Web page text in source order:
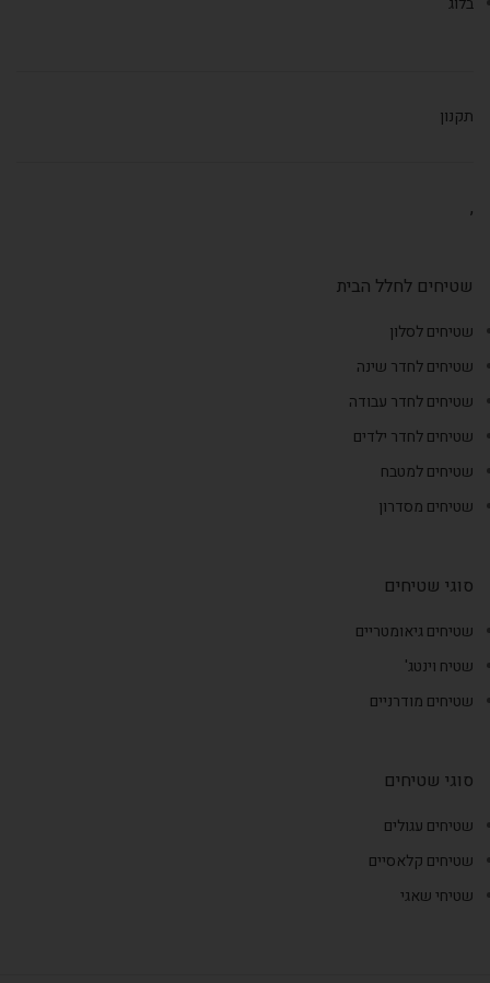
תקנון
,
שטיחים לחלל הבית
שטיחים לסלון
שטיחים לחדר שינה
שטיחים לחדר עבודה
שטיחים לחדר ילדים
שטיחים למטבח
שטיחים מסדרון
סוגי שטיחים
שטיחים גיאומטריים
שטיח וינטג'
שטיחים מודרניים
סוגי שטיחים
שטיחים עגולים
שטיחים קלאסיים
שטיחי שאגי